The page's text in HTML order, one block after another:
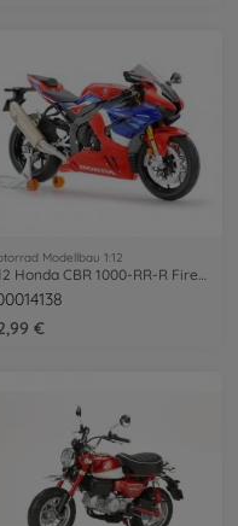
Modellbau 1:12
€